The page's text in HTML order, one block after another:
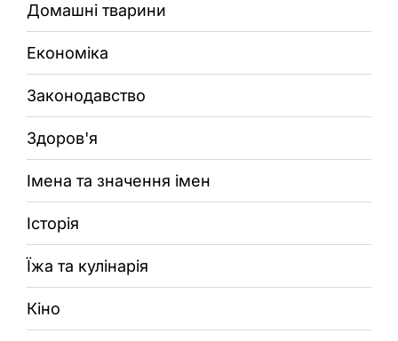
Домашні тварини
Економіка
Законодавство
Здоров'я
Імена та значення імен
Історія
Їжа та кулінарія
Кіно